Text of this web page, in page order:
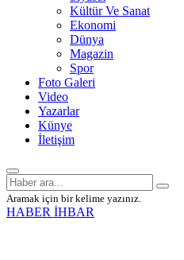
Kültür Ve Sanat
Ekonomi
Dünya
Magazin
Spor
Foto Galeri
Video
Yazarlar
Künye
İletişim
Aramak için bir kelime yazınız.
HABER İHBAR